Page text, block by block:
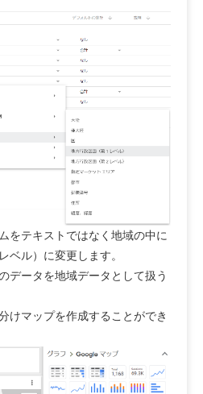
をテキストではなく地域の中に
ベル）に変更します。
データを地域データとして扱う
けマップを作成することができ